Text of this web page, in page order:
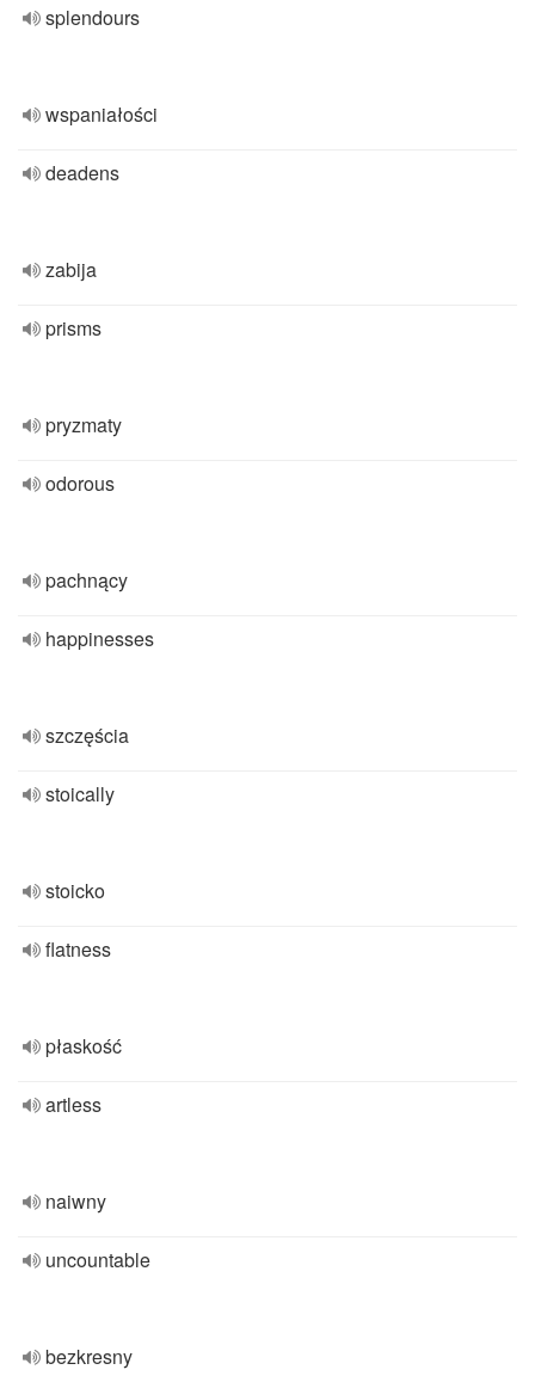
splendours
wspaniałości
deadens
zabija
prisms
pryzmaty
odorous
pachnący
happinesses
szczęścia
stoically
stoicko
flatness
płaskość
artless
naiwny
uncountable
bezkresny